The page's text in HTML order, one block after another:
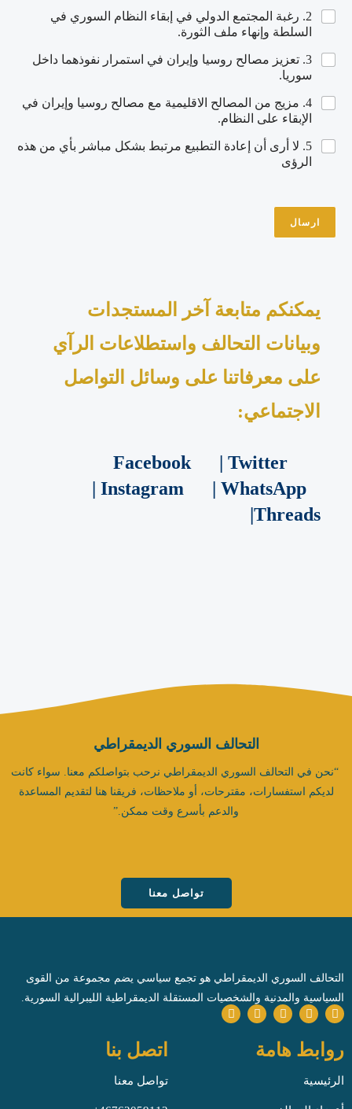
ل
ع
ب
ي
ا
ل
و
ل
2. رغبة المجتمع الدولي في إبقاء النظام السوري في
السلطة وإنهاء ملف الثورة.
3. تعزيز مصالح روسيا وإيران في استمرار نفوذهما داخل
سوريا.
4. مزيج من المصالح الاقليمية مع مصالح روسيا وإيران في
الإبقاء على النظام.
5. لا أرى أن إعادة التطبيع مرتبط بشكل مباشر بأي من هذه
الرؤى
ارسال
يمكنكم متابعة آخر المستجدات
وبيانات التحالف واستطلاعات الرآي
على معرفاتنا على وسائل التواصل
الاجتماعي:
Facebook | Twitter
| Instagram | WhatsApp
|Threads
التحالف السوري الديمقراطي
“نحن في التحالف السوري الديمقراطي نرحب بتواصلكم معنا. سواء كانت
لديكم استفسارات، مقترحات، أو ملاحظات، فريقنا هنا لتقديم المساعدة
والدعم بأسرع وقت ممكن.”
تواصل معنا
التحالف السوري الديمقراطي هو تجمع سياسي يضم مجموعة من القوى
السياسية والمدنية والشخصيات المستقلة الديمقراطية الليبرالية السورية.
روابط هامة
الرئيسية
اتصل بنا
تواصل معنا